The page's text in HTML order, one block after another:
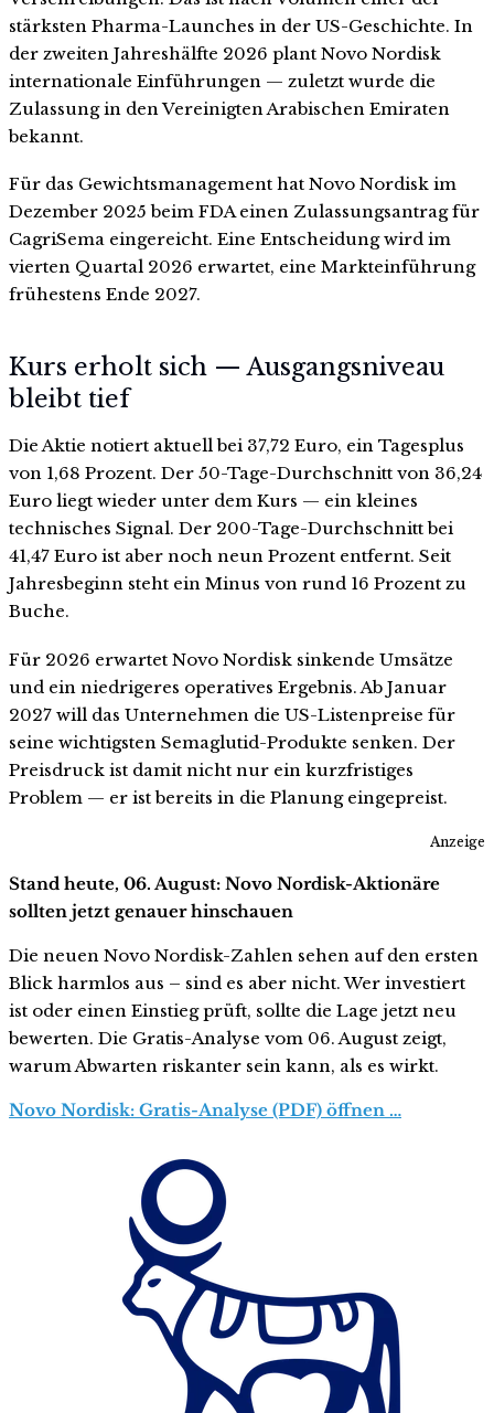
stärksten Pharma-Launches in der US-Geschichte. In
der zweiten Jahreshälfte 2026 plant Novo Nordisk
internationale Einführungen — zuletzt wurde die
Zulassung in den Vereinigten Arabischen Emiraten
bekannt.
Für das Gewichtsmanagement hat Novo Nordisk im
Dezember 2025 beim FDA einen Zulassungsantrag für
CagriSema eingereicht. Eine Entscheidung wird im
vierten Quartal 2026 erwartet, eine Markteinführung
frühestens Ende 2027.
Kurs erholt sich — Ausgangsniveau
bleibt tief
Die Aktie notiert aktuell bei 37,72 Euro, ein Tagesplus
von 1,68 Prozent. Der 50-Tage-Durchschnitt von 36,24
Euro liegt wieder unter dem Kurs — ein kleines
technisches Signal. Der 200-Tage-Durchschnitt bei
41,47 Euro ist aber noch neun Prozent entfernt. Seit
Jahresbeginn steht ein Minus von rund 16 Prozent zu
Buche.
Für 2026 erwartet Novo Nordisk sinkende Umsätze
und ein niedrigeres operatives Ergebnis. Ab Januar
2027 will das Unternehmen die US-Listenpreise für
seine wichtigsten Semaglutid-Produkte senken. Der
Preisdruck ist damit nicht nur ein kurzfristiges
Problem — er ist bereits in die Planung eingepreist.
Anzeige
Stand heute, 06. August: Novo Nordisk-Aktionäre
sollten jetzt genauer hinschauen
Die neuen Novo Nordisk-Zahlen sehen auf den ersten
Blick harmlos aus – sind es aber nicht. Wer investiert
ist oder einen Einstieg prüft, sollte die Lage jetzt neu
bewerten. Die Gratis-Analyse vom 06. August zeigt,
warum Abwarten riskanter sein kann, als es wirkt.
Novo Nordisk: Gratis-Analyse (PDF) öffnen …